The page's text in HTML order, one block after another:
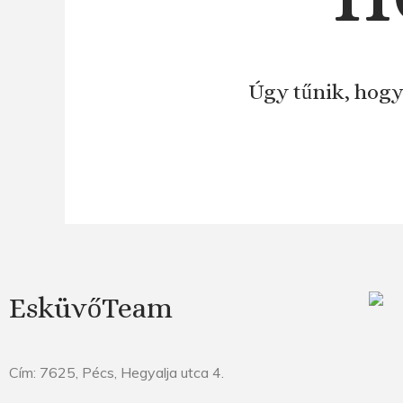
Úgy tűnik,
EsküvőTeam
Cím: 7625, Pécs, Hegyalja utca 4.